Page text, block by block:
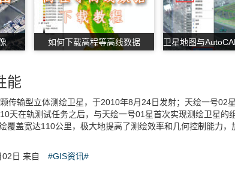
如何下载高程等高线数据
能
传输型立体测绘卫星，于2010年8月24日发射；天绘一号02
天在轨测试任务之后，与天绘一号01星首次实现测绘卫星的
覆盖宽达110公里，极大地提高了测绘效率和几何控制能力，
日 来自
#GIS资讯#